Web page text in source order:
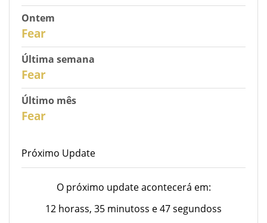
Ontem
Fear
Última semana
Fear
Último mês
Fear
Próximo Update
O próximo update acontecerá em:
12 horass, 35 minutoss e 47 segundoss